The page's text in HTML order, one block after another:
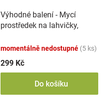
Výhodné balení - Mycí
prostředek na lahvičky,
momentálně nedostupné (5 ks)
299 Kč
Do košíku